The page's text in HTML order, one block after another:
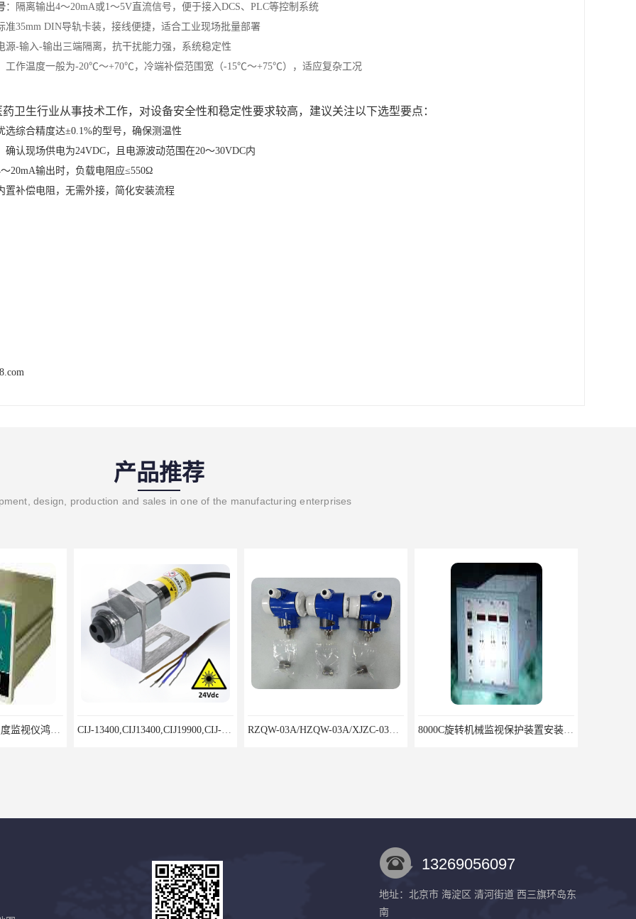
‌：隔离输出4～20mA或1～5V直流信号，便于接入DCS、PLC等控制系统
准35mm DIN导轨卡装，接线便捷，适合工业现场批量部署
源-输入-输出三端隔离，抗干扰能力强，系统稳定性
工作温度一般为-20℃～+70℃，冷端补偿范围宽（-15℃～+75℃），适应复杂工况
卫生行业从事技术工作，对设备安全性和稳定性要求较高，建议关注以下选型要点：
选综合精度达±0.1%的型号，确保测温性
确认现场供电为24VDC，且电源波动范围在20～30VDC内
20mA输出时，负载电阻应≤550Ω
置补偿电阻，无需外接，简化安装流程
产品推荐
design, production and sales in one of the manufacturing enterprises
13269056097
地址：北京市 海淀区 清河街道 西三旗环岛东
南